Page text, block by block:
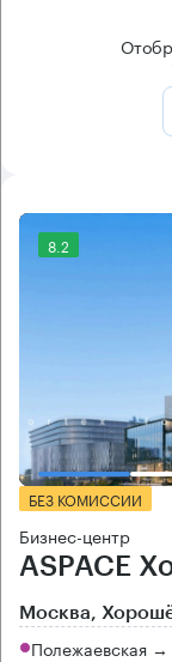
8.2
БЕЗ КОМИССИИ
Бизнес-центр
ASPACE
Москва,
Полежаевская